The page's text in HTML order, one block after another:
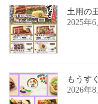
土用の
2025年
もうす
2026年